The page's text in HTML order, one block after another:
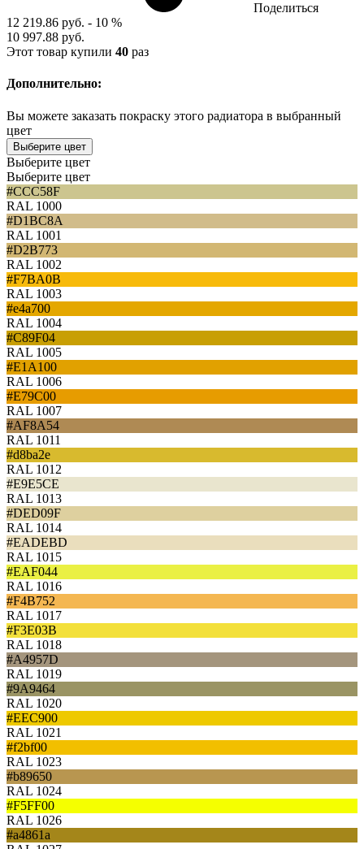
Поделиться
12 219.86 руб. - 10 %
10 997.88 руб.
Этот товар купили 40 раз
Дополнительно:
Вы можете заказать покраску этого радиатора в выбранный
цвет
Выберите цвет
Выберите цвет
Выберите цвет
#CCC58F
RAL 1000
#D1BC8A
RAL 1001
#D2B773
RAL 1002
#F7BA0B
RAL 1003
#e4a700
RAL 1004
#C89F04
RAL 1005
#E1A100
RAL 1006
#E79C00
RAL 1007
#AF8A54
RAL 1011
#d8ba2e
RAL 1012
#E9E5CE
RAL 1013
#DED09F
RAL 1014
#EADEBD
RAL 1015
#EAF044
RAL 1016
#F4B752
RAL 1017
#F3E03B
RAL 1018
#A4957D
RAL 1019
#9A9464
RAL 1020
#EEC900
RAL 1021
#f2bf00
RAL 1023
#b89650
RAL 1024
#F5FF00
RAL 1026
#a4861a